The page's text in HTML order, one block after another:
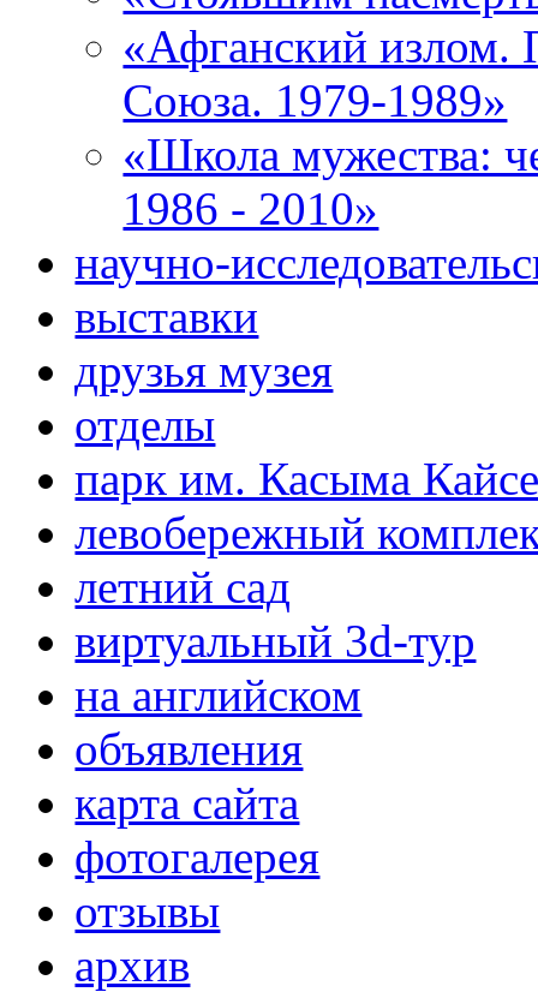
«Афганский излом.
Союза. 1979-1989»
«Школа мужества:
1986 - 2010»
научно-
выставки
друзья музея
отделы
парк им. Касыма
левобережный
летний сад
виртуальный 3d-тур
на английском
объявления
карта сайта
фотогалерея
отзывы
архив